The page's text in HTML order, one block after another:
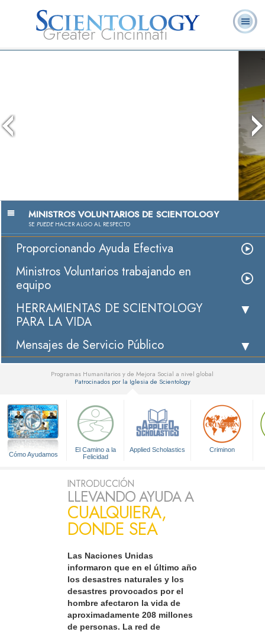
Greater Cincinnati
because the server or network failed or
because the format is not supported.
Pasión por
Ver
MINISTROS VOLUNTARIOS DE SCIENTOLOGY
SE PUEDEHACER ALGO AL RESPECTO
Proporcionando Ayuda Efectiva
Ministros Voluntarios trabajando en
equipo
HERRAMIENTAS DE SCIENTOLOGY
PARA LA VIDA
Mensajes de Servicio Público
Programas Humanitarios y de Mejora Social a nivel global
Patrocinados por la Iglesia de Scientology
Cómo Ayudamos
El Camino a la
Felicidad
Applied Scholastics Criminon
INTRODUCCIÓN
LLEVANDO AYUDA A
CUALQUIERA,
DONDE SEA
Las Naciones Unidas
informaron que en el último año
los desastres naturales y los
desastres provocados por el
hombre afectaron la vida de
aproximadamente 208 millones
de personas. La red de